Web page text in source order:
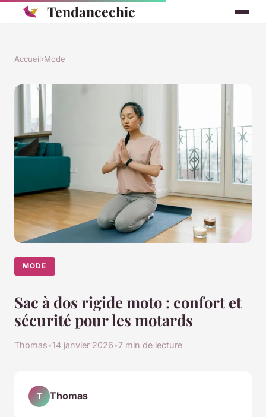
Tendancechic
Accueil›Mode
MODE
Sac à dos rigide moto : confort et
sécurité pour les motards
Thomas•14 janvier 2026•7 min de lecture
T Thomas